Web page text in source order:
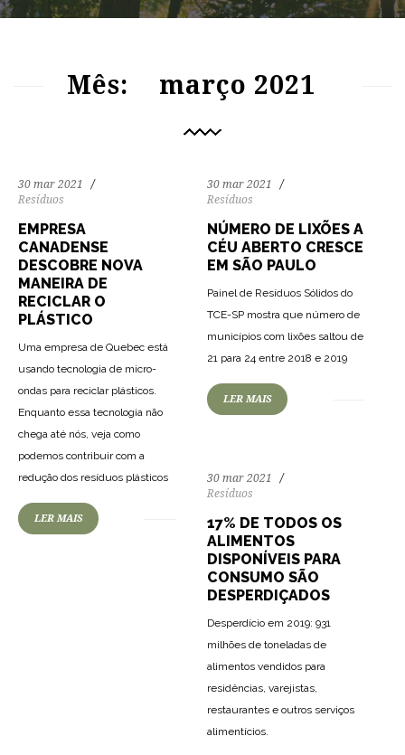
Mês: março 2021
30 mar 2021
Resíduos
EMPRESA
CANADENSE
DESCOBRE NOVA
MANEIRA DE
RECICLAR O
PLÁSTICO
Uma empresa de Quebec está
usando tecnologia de micro-
ondas para reciclar plásticos.
Enquanto essa tecnologia não
chega até nós, veja como
podemos contribuir com a
redução dos resíduos plásticos
LER MAIS
30 mar 2021
Resíduos
NÚMERO DE LIXÕES A
CÉU ABERTO CRESCE
EM SÃO PAULO
Painel de Resíduos Sólidos do
TCE-SP mostra que número de
municípios com lixões saltou de
21 para 24 entre 2018 e 2019
LER MAIS
30 mar 2021
Resíduos
17% DE TODOS OS
ALIMENTOS
DISPONÍVEIS PARA
CONSUMO SÃO
DESPERDIÇADOS
Desperdício em 2019: 931
milhões de toneladas de
alimentos vendidos para
residências, varejistas,
restaurantes e outros serviços
alimentícios.